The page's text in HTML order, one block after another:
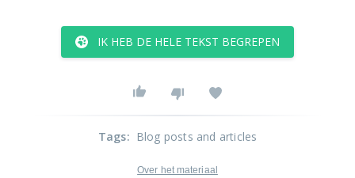
IK HEB DE HELE TEKST BEGREPEN
Tags: Blog posts and articles
Over het materiaal